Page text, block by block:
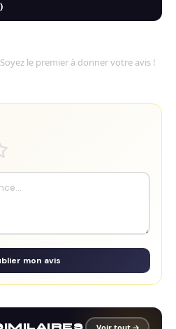
le premier à donner votre avis !
mon avis
Voir tout